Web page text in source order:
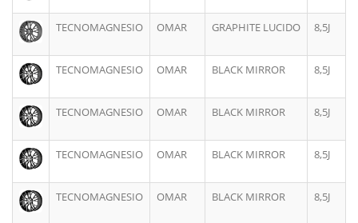
TECNOMAGNESIO OMAR GRAPHITE LUCIDO 8,5J
TECNOMAGNESIO OMAR BLACK MIRROR 8,5J
TECNOMAGNESIO OMAR BLACK MIRROR 8,5J
TECNOMAGNESIO OMAR BLACK MIRROR 8,5J
TECNOMAGNESIO OMAR BLACK MIRROR 8,5J